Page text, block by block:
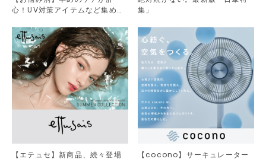
心！UV対策アイテムなど集めま
集」
【エテュセ】新商品、続々登場 【cocono】サーキュレーター